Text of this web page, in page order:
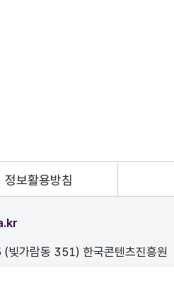
정보활용방침
가람동 351) 한국콘텐츠진흥원